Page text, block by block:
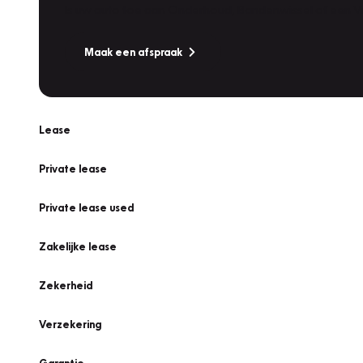
Maak een afspraak
Lease
Private lease
Private lease used
Zakelijke lease
Zekerheid
Verzekering